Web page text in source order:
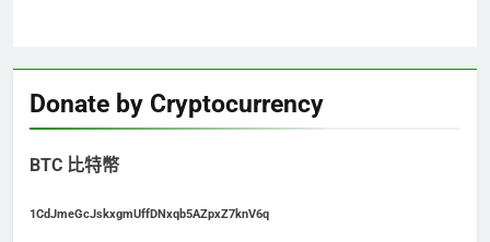
Donate by Cryptocurrency
BTC 比特幣
1CdJmeGcJskxgmUffDNxqb5AZpxZ7knV6q